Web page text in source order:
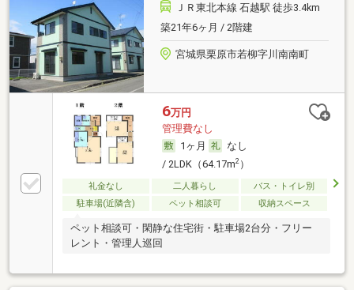
ＪＲ東北本線 石越駅 徒歩3.4km
築21年6ヶ月 / 2階建
宮城県栗原市若柳字川南南町
6万円
管理費なし
1ヶ月
なし
/ 2LDK（64.17m2）
礼金なし 二人暮らし
バス・トイレ別
駐車場(近隣含)
ペット相談可 収納スペース
ペット相談可・閑静な住宅街・駐車場2台分・フリー
レント・管理人巡回